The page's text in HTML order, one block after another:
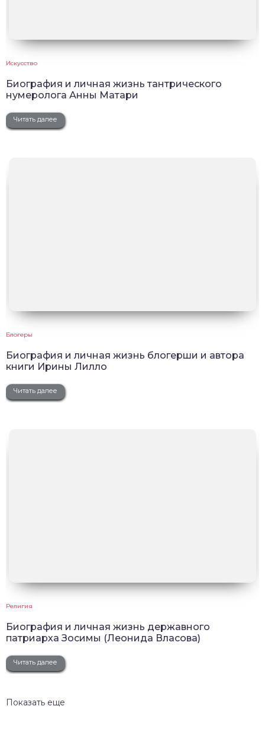
Искусство
Биография и личная жизнь тантрического
нумеролога Анны Матари
Читать далее
Блогеры
Биография и личная жизнь блогерши и автора
книги Ирины Лилло
Читать далее
Религия
Биография и личная жизнь державного
патриарха Зосимы (Леонида Власова)
Читать далее
Показать еще